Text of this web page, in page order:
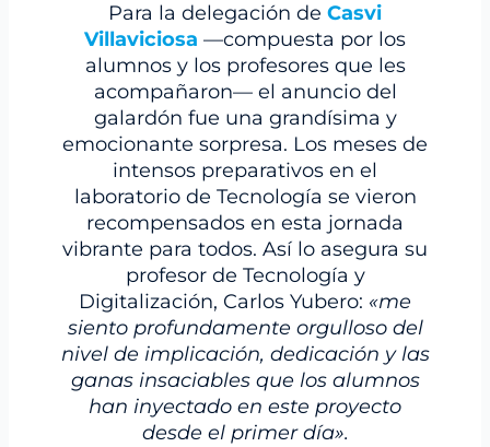
Para la delegación de Casvi
Villaviciosa —compuesta por los
alumnos y los profesores que les
acompañaron— el anuncio del
galardón fue una grandísima y
emocionante sorpresa. Los meses de
intensos preparativos en el
laboratorio de Tecnología se vieron
recompensados en esta jornada
vibrante para todos. Así lo asegura su
profesor de Tecnología y
Digitalización, Carlos Yubero: «me
siento profundamente orgulloso del
nivel de implicación, dedicación y las
ganas insaciables que los alumnos
han inyectado en este proyecto
desde el primer día».